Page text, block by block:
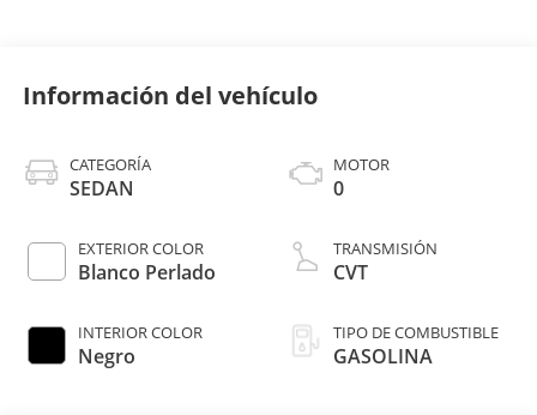
Información del vehículo
CATEGORÍA
SEDAN
EXTERIOR COLOR
Blanco Perlado
INTERIOR COLOR
Negro
MOTOR
0
TRANSMISIÓN
CVT
TIPO DE COMBUSTIBLE
GASOLINA